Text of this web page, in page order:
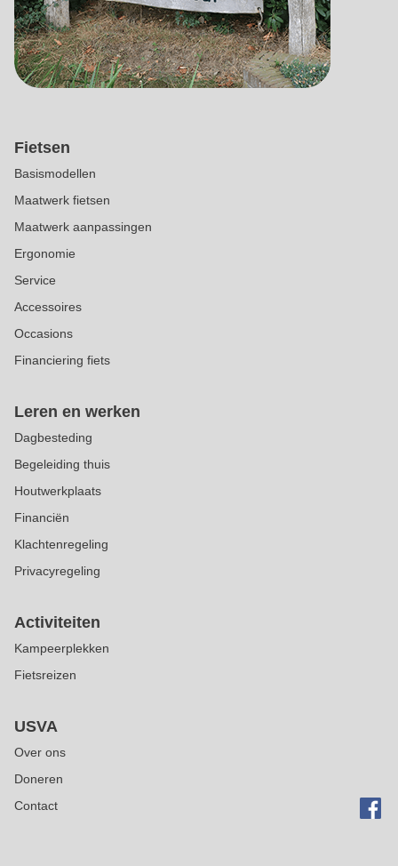
Fietsen
Basismodellen
Maatwerk fietsen
Maatwerk aanpassingen
Ergonomie
Service
Accessoires
Occasions
Financiering fiets
Leren en werken
Dagbesteding
Begeleiding thuis
Houtwerkplaats
Financiën
Klachtenregeling
Privacyregeling
Activiteiten
Kampeerplekken
Fietsreizen
USVA
Over ons
Doneren
Contact